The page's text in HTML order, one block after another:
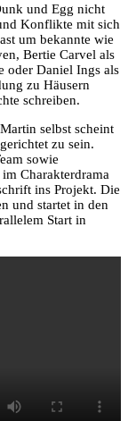
und Egg nicht
Konflikte mit sich
um bekannte wie
Bertie Carvel als
oder Daniel Ings als
zu Häusern
schreiben.
selbst scheint
zu sein.
sowie
Charakterdrama
ins Projekt. Die
und startet in den
Start in